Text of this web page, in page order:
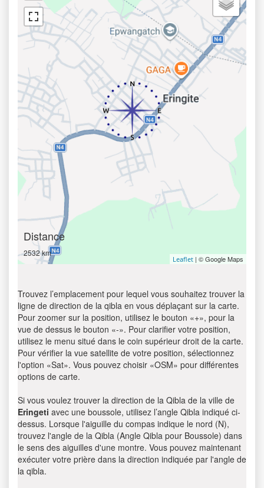
Distance
2532 km
Leaflet | © Google Maps
Trouvez l’emplacement pour lequel vous souhaitez trouver la
ligne de direction de la qibla en vous déplaçant sur la carte.
Pour zoomer sur la position, utilisez le bouton «+», pour la
vue de dessus le bouton «-». Pour clarifier votre position,
utilisez le menu situé dans le coin supérieur droit de la carte.
Pour vérifier la vue satellite de votre position, sélectionnez
l'option «Sat». Vous pouvez choisir «OSM» pour différentes
options de carte.
Si vous voulez trouver la direction de la Qibla de la ville de
Eringeti avec une boussole, utilisez l’angle Qibla indiqué ci-
dessus. Lorsque l'aiguille du compas indique le nord (N),
trouvez l'angle de la Qibla (Angle Qibla pour Boussole) dans
le sens des aiguilles d'une montre. Vous pouvez maintenant
exécuter votre prière dans la direction indiquée par l'angle de
la qibla.